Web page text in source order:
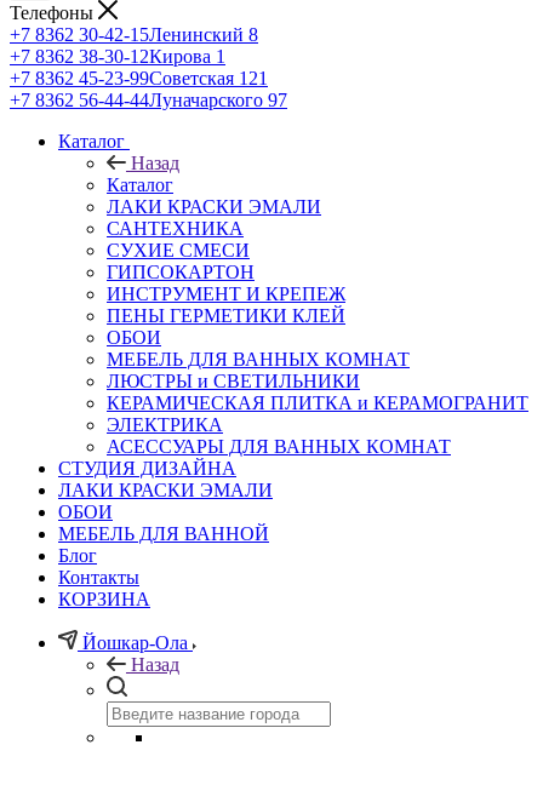
Телефоны
+7 8362 30-42-15Ленинский 8
+7 8362 38-30-12Кирова 1
+7 8362 45-23-99Советская 121
+7 8362 56-44-44Луначарского 97
Каталог
Назад
Каталог
ЛАКИ КРАСКИ ЭМАЛИ
САНТЕХНИКА
СУХИЕ СМЕСИ
ГИПСОКАРТОН
ИНСТРУМЕНТ И КРЕПЕЖ
ПЕНЫ ГЕРМЕТИКИ КЛЕЙ
ОБОИ
МЕБЕЛЬ ДЛЯ ВАННЫХ КОМНАТ
ЛЮСТРЫ и СВЕТИЛЬНИКИ
КЕРАМИЧЕСКАЯ ПЛИТКА и КЕРАМОГРАНИТ
ЭЛЕКТРИКА
АСЕССУАРЫ ДЛЯ ВАННЫХ КОМНАТ
СТУДИЯ ДИЗАЙНА
ЛАКИ КРАСКИ ЭМАЛИ
ОБОИ
МЕБЕЛЬ ДЛЯ ВАННОЙ
Блог
Контакты
КОРЗИНА
Йошкар-Ола
Назад